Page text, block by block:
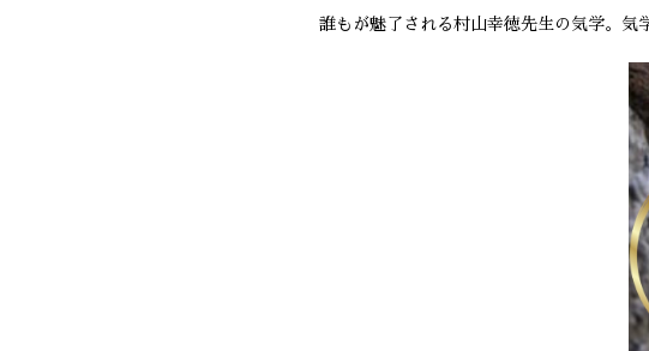
誰もが魅了される村山幸徳先生の気学。気